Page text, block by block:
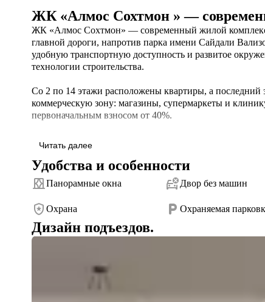
ЖК «Алмос Сохтмон » —
ЖК «Алмос Сохтмон» — современный жилой
главной дороги, напротив парка имени Сайдали
удобную транспортную доступность и развитое
технологии строительства.
Со 2 по 14 этажи расположены квартиры, а последний
коммерческую зону: магазины, супермаркеты и
первоначальным взносом от 40%.
- Двор без машин
- Видеонаблюдение
- Детская площадка
- Кабельное телевидение
Читать далее
Удобства и особенности
Панорамные окна Двор без машин
Охрана Охраняемая
Дизайн подъездов.